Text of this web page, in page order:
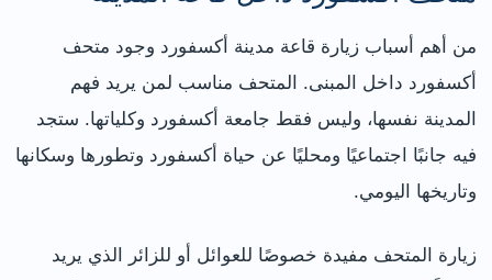
من أهم أسباب زيارة قاعة مدينة أكسفورد وجود متحف
أكسفورد داخل المبنى. المتحف مناسب لمن يريد فهم
المدينة نفسها، وليس فقط جامعة أكسفورد وكلياتها. ستجد
فيه جانبًا اجتماعيًا ومحليًا عن حياة أكسفورد وتطورها وسكانها
وتاريخها اليومي.
زيارة المتحف مفيدة خصوصًا للعوائل أو للزائر الذي يريد